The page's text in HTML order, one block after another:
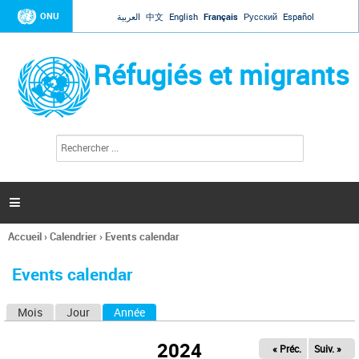
Jump to navigation
ONU العربية 中文 English Français Русский Español
Réfugiés et migrants
l
c
h
e

Vous
ici
Accueil›Calendrier› Events calendar
Events calendar
Mois Jour Année
2024 « Préc. Suiv. »